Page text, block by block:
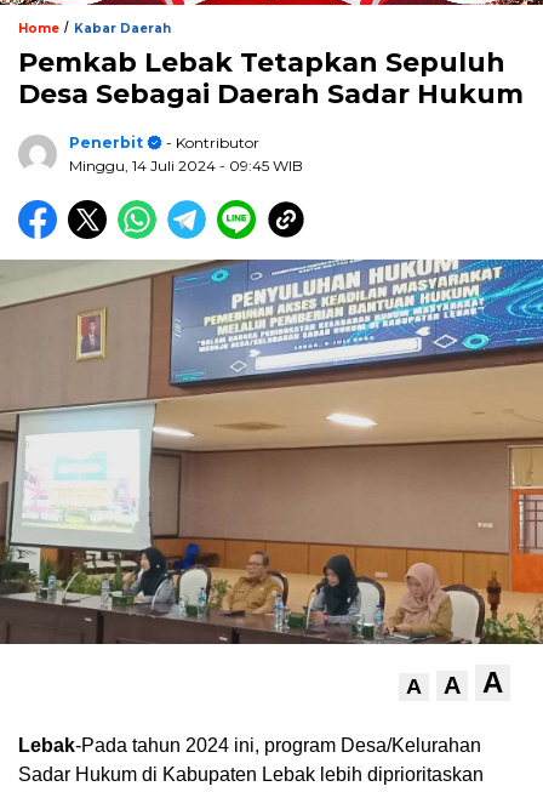
Home / Kabar Daerah
Pemkab Lebak Tetapkan Sepuluh
Desa Sebagai Daerah Sadar Hukum
Penerbit
- Kontributor
Minggu, 14 Juli 2024 - 09:45 WIB
A A A
Lebak-Pada tahun 2024 ini, program Desa/Kelurahan
Sadar Hukum di Kabupaten Lebak lebih diprioritaskan